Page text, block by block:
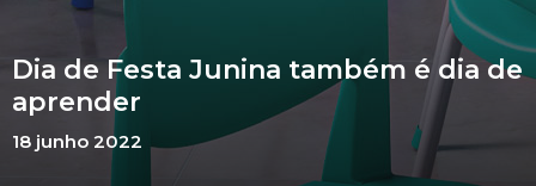
Dia de Festa Junina também é dia de
aprender
18 junho 2022